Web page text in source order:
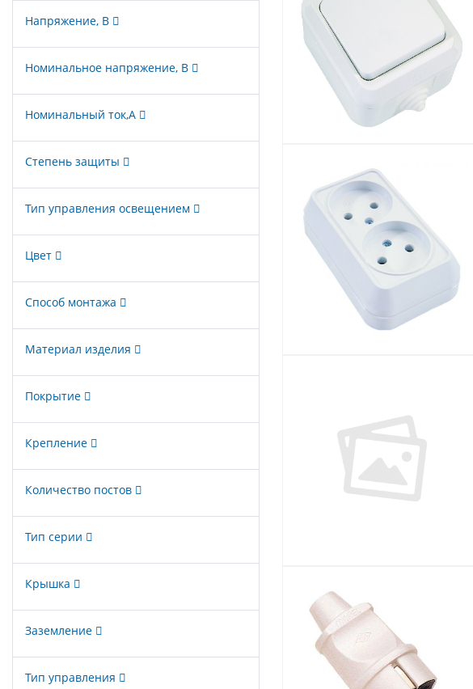
Напряжение, В
Номинальное напряжение, В
Номинальный ток,А
Степень защиты
Тип управления освещением
Цвет
Способ монтажа
Материал изделия
Покрытие
Крепление
Количество постов
Тип серии
Крышка
Заземление
Тип управления